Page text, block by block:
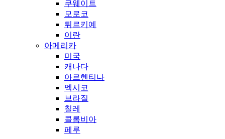
쿠웨이트
모로코
튀르키예
이란
아메리카
미국
캐나다
아르헨티나
멕시코
브라질
칠레
콜롬비아
페루